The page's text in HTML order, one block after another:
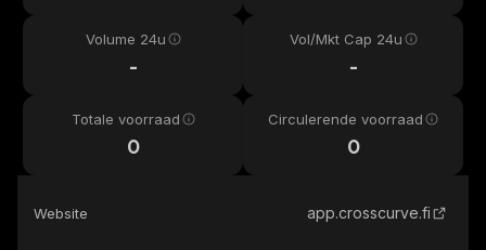
Volume 24u
-
Vol/Mkt Cap 24u
-
Totale voorraad
0
Circulerende voorraad
0
Website app.crosscurve.fi